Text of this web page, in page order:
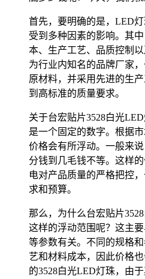
首先，要明确的是，LED
受到多种因素的影响。其
本、生产工艺、品质控制
为行业内知名的品牌厂家
原材料，并采用先进的生
到高标准的质量要求。
关于台宏贴片3528白光
是一个固定的数字。根据
价格会有所浮动。一般来
分钱到几毛钱不等。这样
电对产品质量的严格把控
求和预算。
那么，为什么台宏贴片
这样的浮动范围呢？这主
等参数有关。不同的规格
艺和材料成本，因此价格
的3528白光LED灯珠，由